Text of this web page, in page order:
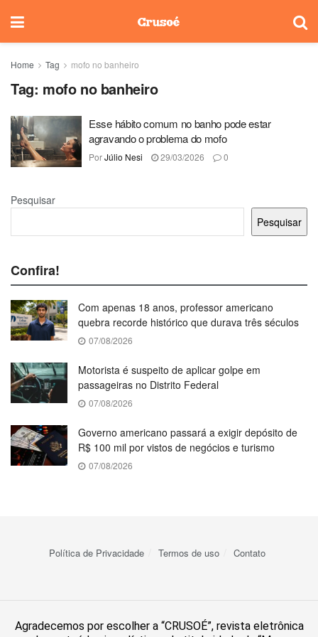
Home Tag mofo no banheiro
Tag: mofo no banheiro
Esse hábito comum no banho pode estar
agravando o problema do mofo
PorJúlio Nesi 29/03/2026 0
Pesquisar
Pesquisar
Confira!
Com apenas 18 anos, professor americano
quebra recorde histórico que durava três séculos
07/08/2026
Motorista é suspeito de aplicar golpe em
passageiras no Distrito Federal
07/08/2026
Governo americano passará a exigir depósito de
R$ 100 mil por vistos de negócios e turismo
07/08/2026
Política de Privacidade Termos de uso Contato
Agradecemos por escolher a “CRUSOÉ”, revista eletrônica